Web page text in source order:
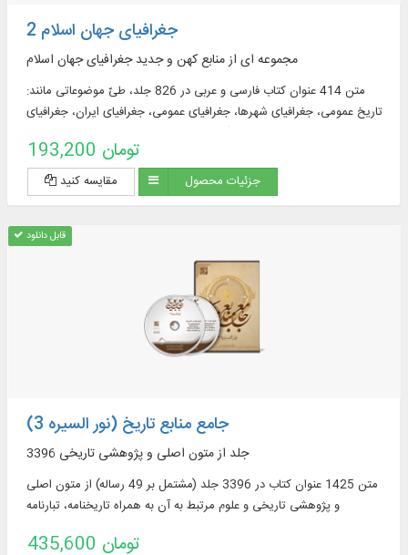
جغرافیای جهان اسلام 2
مجموعه ای از منابع کهن و جدید جغرافیای جهان اسلام
متن 414 عنوان کتاب فارسی و عربی در 826 جلد، طیّ موضوعاتی مانند:
تاریخ عمومی، جغرافیای شهرها، جغرافیای عمومی، جغرافیای ایران، جغرافیای
193,200 تومان
مقایسه کنید جزئیات محصول
قابل دانلود
جامع منابع تاریخ (نور السیره 3)
3396 جلد از متون اصلی و پژوهشی تاریخی
متن 1425 عنوان کتاب در 3396 جلد (مشتمل بر 49 رساله) از متون اصلی
و پژوهشی تاریخی و علوم مرتبط به آن به همراه تاریخنامه، تبارنامه
435,600 تومان